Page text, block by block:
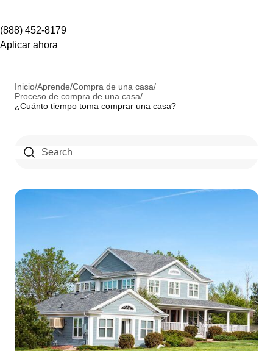
(888) 452-8179
Aplicar ahora
Inicio/Aprende/Compra de una casa/
Proceso de compra de una casa/
¿Cuánto tiempo toma comprar una casa?